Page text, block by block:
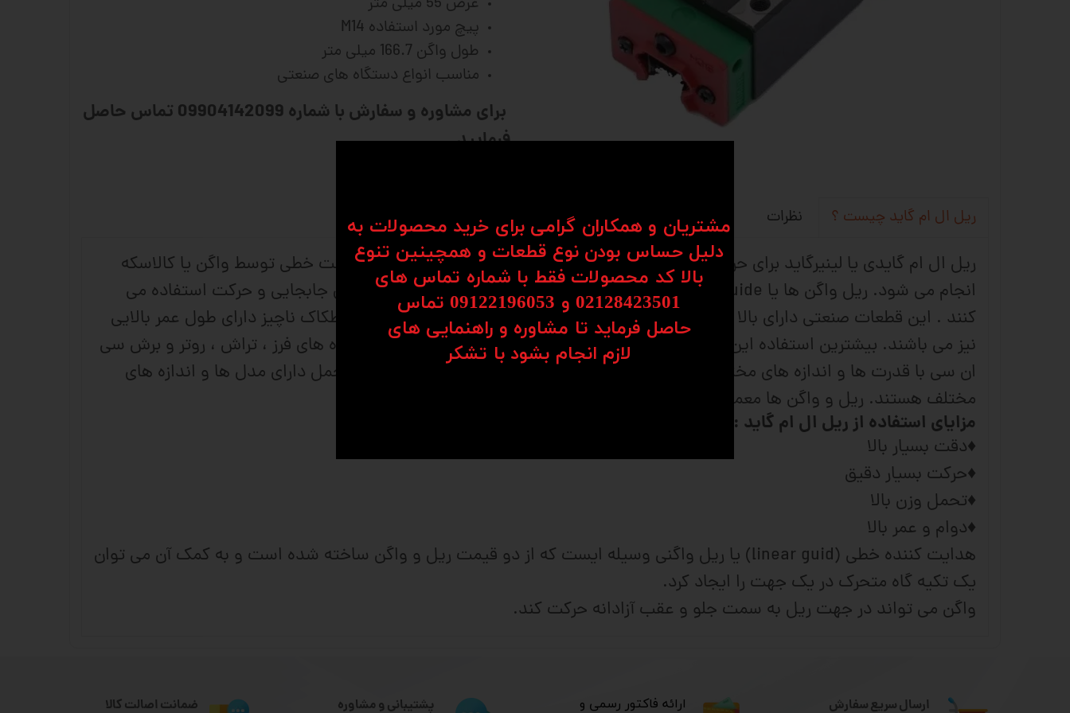
پیچ مورد استفاده M14
طول واگن 166.7 میلی متر
مناسب انواع دستگاه های صنعتی
برای مشاوره و سفارش با شماره 09904142099 تماس حاصل
فرمایید
ریل ال ام گاید چیست ؟ نظرات
ریل ال ام گایدی یا لینیرگاید برای حرکت خطی با دقت بالا استفاده می شود و در لینیرگاید , حرکت خطی توسط واگن یا کالاسکه
انجام می شود. ریل واگن ها یا LM Guide ها نوعی سیستم حرکتی هستند که از ساچمه ها برای جابجایی و حرکت استفاده می
کنند . این قطعات صنعتی دارای بالا ترین کیفیت ممکن هستند و به دلیل دقت بسیار بالا و اصطکاک ناچیز دارای طول عمر بالایی
نیز می باشند. بیشترین استفاده این قطعات در محور دستگاه های CNC مختلف از جمله دستگاه های فرز ، تراش ، روتر و برش سی
ان سی با قدرت ها و اندازه های مختلف می باشد. ریل و واگن ها از نظر اندازه و قدرت قابل تحمل دارای مدل ها و اندازه های
مختلف هستند. ریل و واگن ها معمولا به دو دسته باله دار و بدون باله تقسیم میشوند.
مزایای استفاده از ریل ال ام گاید :
♦دقت بسیار بالا
♦حرکت بسیار دقیق
♦تحمل وزن بالا
♦دوام و عمر بالا
هدایت کننده خطی (linear guid) یا ریل واگنی وسیله ایست که از دو قیمت ریل و واگن ساخته شده است و به کمک آن می توان
یک تکیه گاه متحرک در یک جهت را ایجاد کرد.
واگن می تواند در جهت ریل به سمت جلو و عقب آزادانه حرکت کند.
ارسال سریع سفارش ​ارائه فاکتور رسمی و پشتیبانی و مشاوره ضمانت اصالت کالا
​​مشتریان و همکاران گرامی برای خرید محصولات به
دلیل حساس بودن نوع قطعات و همچینین تنوع
بالا کد محصولات فقط با شماره تماس های
02128423501 و 09122196053​​​​​​​ تماس
حاصل فرماید تا مشاوره و راهنمایی های
​​​​​​​لازم انجام بشود با تشکر​​​​​​​